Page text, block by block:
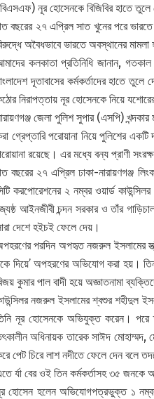
নূর হোসেনকে বিজিবির হাতে তুলে
বছরের ২৭ এপ্রিল সাত খুনের পরে
অবৈধভাবে ভারতে অবস্থানের
কলকাতা প্রতিনিধি জানান,
দূতাবাসের কর্মকর্তাদের হাতে
নিরাপত্তায় নূর হোসেনকে নিয়ে
জেলা পুলিশ সুপার (এসপি)
গ্রেপ্তারি পরোয়ানা নিয়ে পুলিশের
রয়েছে। এর মধ্যে বন্য প্রাণী
বছরের ২৭ এপ্রিল ঢাকা-নারায়ণগঞ্জ
করপোরেশনের ২ নম্বর ওয়ার্ড
আইনজীবী চন্দন সরকার ও তাঁর
দেশে হইচই ফেলে দেয়।
পরদিন অপহৃত নজরুল ইসলামের
দিয়ে’ অপহরণের অভিযোগ করা হয়।
কুমার পাল বাদী হয়ে অজ্ঞাতনামা
নজরুল ইসলামের শ্বশুর শহীদুল
নূর হোসেনকে অভিযুক্ত করেন। পরে
অধিনায়ক তারেক সাঈদ
পেট চিরে লাশ নদীতে ফেলে দেন বলে
র্যা বের ওই তিন কর্মকর্তাসহ ৩৫ জনকে
হোসেন হলেন অভিযোগপত্রভুক্ত ১ নম্বর